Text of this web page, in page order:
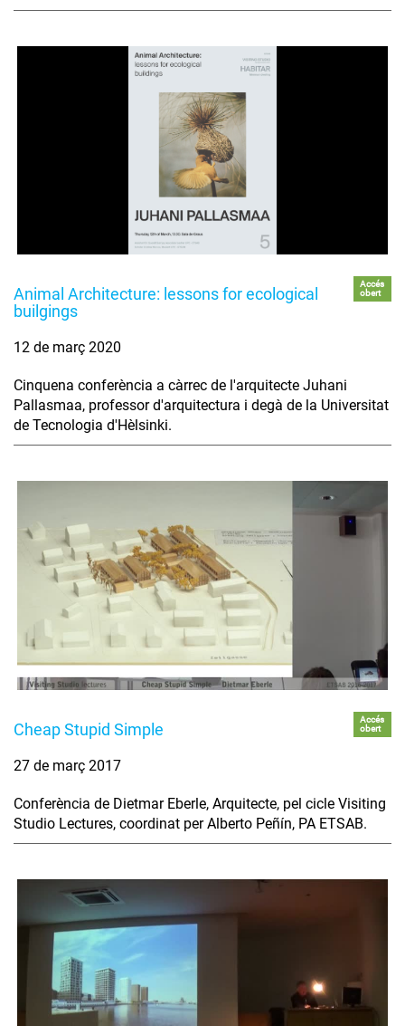
Animal Architecture: lessons for ecological
builgings
Accés
obert
12 de març 2020
Cinquena conferència a càrrec de l'arquitecte Juhani
Pallasmaa, professor d'arquitectura i degà de la Universitat
de Tecnologia d'Hèlsinki.
Cheap Stupid Simple
Accés
obert
27 de març 2017
Conferència de Dietmar Eberle, Arquitecte, pel cicle Visiting
Studio Lectures, coordinat per Alberto Peñín, PA ETSAB.